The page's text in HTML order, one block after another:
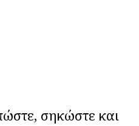
σηκώστε και